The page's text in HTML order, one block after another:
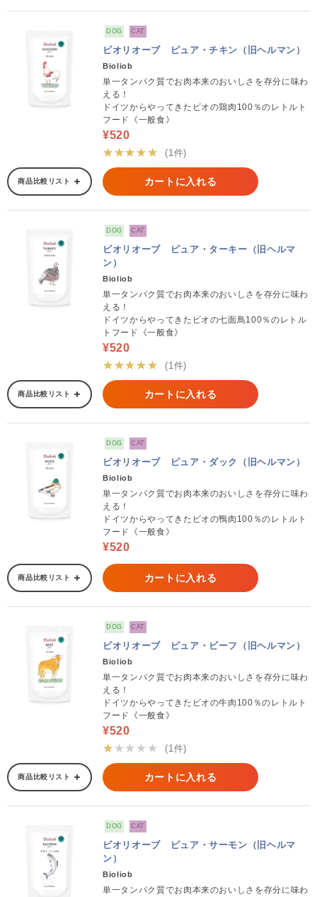
DOG CAT
ビオリオーブ ピュア・チキン（旧ヘルマン）
Bioliob
単一タンパク質でお肉本来のおいしさを存分に味わ
える！
ドイツからやってきたビオの鶏肉100％のレトルト
フード《一般食》
¥520
★★★★★
(1件)
商品比較リスト カートに入れる
DOG CAT
ビオリオーブ ピュア・ターキー（旧ヘルマ
ン）
Bioliob
単一タンパク質でお肉本来のおいしさを存分に味わ
える！
ドイツからやってきたビオの七面鳥100％のレトル
トフード《一般食》
¥520
★★★★★
(1件)
商品比較リスト カートに入れる
DOG CAT
ビオリオーブ ピュア・ダック（旧ヘルマン）
Bioliob
単一タンパク質でお肉本来のおいしさを存分に味わ
える！
ドイツからやってきたビオの鴨肉100％のレトルト
フード《一般食》
¥520
商品比較リスト カートに入れる
DOG CAT
ビオリオーブ ピュア・ビーフ（旧ヘルマン）
Bioliob
単一タンパク質でお肉本来のおいしさを存分に味わ
える！
ドイツからやってきたビオの牛肉100％のレトルト
フード《一般食》
¥520
★★★★★
(1件)
商品比較リスト カートに入れる
DOG CAT
ビオリオーブ ピュア・サーモン（旧ヘルマ
ン）
Bioliob
単一タンパク質でお肉本来のおいしさを存分に味わ